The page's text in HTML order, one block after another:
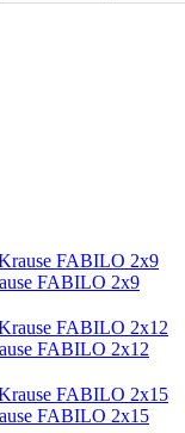
FABILO 2х9
FABILO 2х12
FABILO 2х15